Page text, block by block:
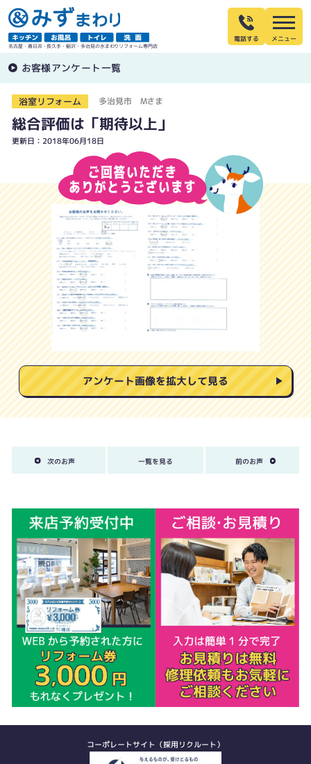
名古屋・春日井・長久手・稲沢・多治見の水まわりリフォーム専門店
電話する
お客様アンケート一覧
浴室リフォーム 多治見市 Mさま
総合評価は「期待以上」
更新日：2018年06月18日
アンケート画像を拡大して見る
次のお声 一覧を見る 前のお声
コーポレートサイト（採用リクルート）